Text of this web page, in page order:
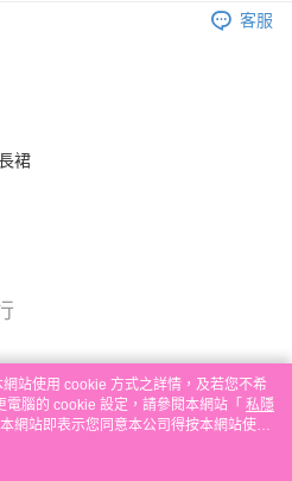
**我們不會處理沒有提供存款單據的訂
以上免運費
以上免運費
運費表
客服
裙
站使用 cookie 方式之詳情，及若您不希
腦的 cookie 設定，請參閱本網站「 私隱
網站即表示您同意本公司得按本網站使用